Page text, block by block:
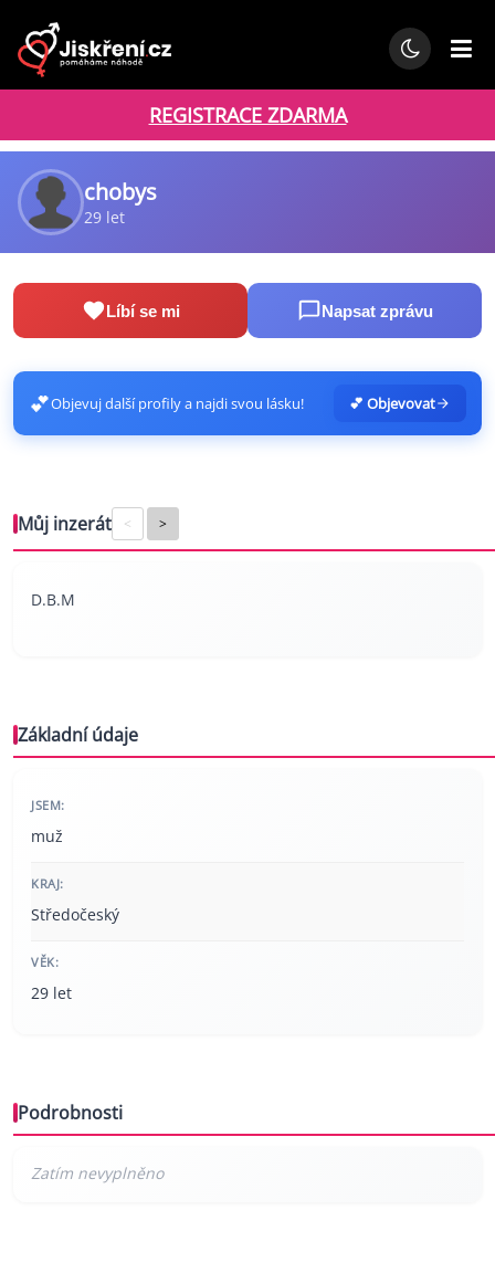
REGISTRACE ZDARMA
chobys
29 let
Líbí se mi Napsat zprávu
💕Objevuj další profily a najdi svou lásku! 💕 Objevovat
Můj inzerát < >
D.B.M
Základní údaje
JSEM:
muž
KRAJ:
Středočeský
VĚK:
29 let
Podrobnosti